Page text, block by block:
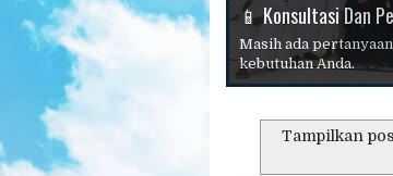
🏆 Haji Plus 2026
⭐ Mengapa Memilih
📖 Panduan Haji
📱 Konsultasi Dan
Masih ada
kebutuhan Anda.
Tampilkan